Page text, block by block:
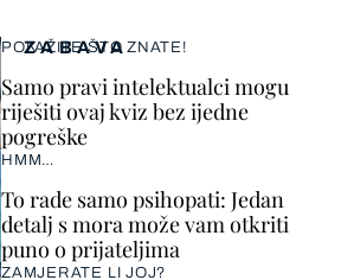
ZABAVA
POKAŽITE ŠTO ZNATE!
Samo pravi intelektualci mogu
riješiti ovaj kviz bez ijedne
pogreške
HMM…
To rade samo psihopati: Jedan
detalj s mora može vam otkriti
puno o prijateljima
ZAMJERATE LI JOJ?